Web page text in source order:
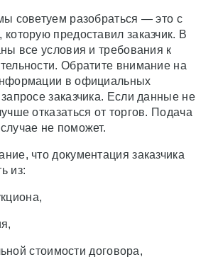
советуем разобраться — это с
которую предоставил заказчик. В
все условия и требования к
Обратите внимание на
в официальных
заказчика. Если данные не
отказаться от торгов. Подача
не поможет.
что документация заказчика
из:
стоимости договора,